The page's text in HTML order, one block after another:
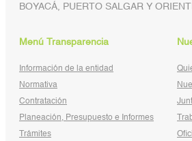
BOYACÁ, PUERTO SALGAR Y
Menú Transparencia
Información de la entidad
Normativa
Contratación
Planeación, Presupuesto e Informes
Trámites